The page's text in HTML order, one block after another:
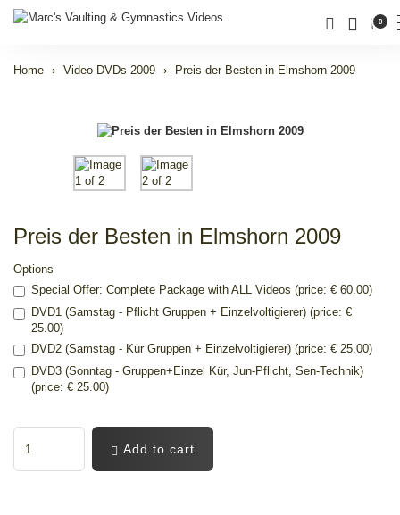
0
Home Video-DVDs 2009 Preis der Besten in Elmshorn 2009
Preis der Besten in Elmshorn 2009
Options
Special Offer: Complete Package with ALL Videos (price: € 60.00)
DVD1 (Samstag - Pflicht Gruppen + Einzelvoltigierer) (price: €
25.00)
DVD2 (Samstag - Kür Gruppen + Einzelvoltigierer) (price: € 25.00)
DVD3 (Sonntag - Gruppen+Einzel Kür, Jun-Pflicht, Sen-Technik)
(price: € 25.00)
Add to cart